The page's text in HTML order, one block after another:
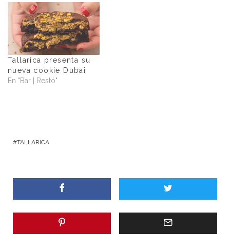
Tallarica presenta su
nueva cookie Dubai
En "Bar | Restó"
TALLARICA